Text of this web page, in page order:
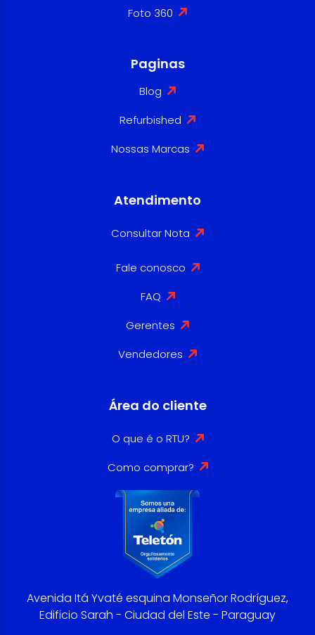
Foto 360
Paginas
Blog
Refurbished
Nossas Marcas
Atendimento
Consultar Nota
Fale conosco
FAQ
Gerentes
Vendedores
Área do cliente
O que é o RTU?
Como comprar?
Avenida Itá Yvaté esquina Monseñor Rodríguez,
Edificio Sarah - Ciudad del Este - Paraguay